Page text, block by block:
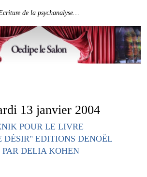
de la psychanalyse…
13 janvier 2004
POUR LE LIVRE
DÉSIR" EDITIONS DENOËL
PAR DELIA KOHEN